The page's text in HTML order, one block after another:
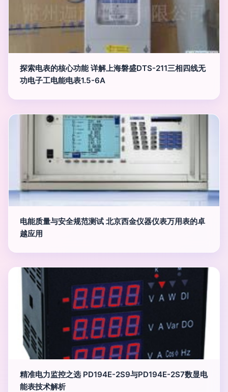
探索电表的核心功能 详解上海磐盛DTS-211三相四线无
功电子工电能电表1.5-6A
电能质量与安全规范测试 北京西金仪器仪表万用表的卓
越应用
精准电力监控之选 PD194E-2S9与PD194E-2S7数显电
能表技术解析